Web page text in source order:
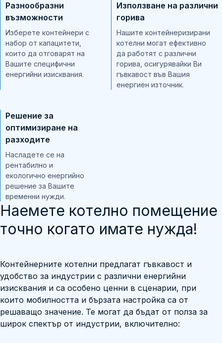
Разнообразни
възможности
Изберете контейнери с
набор от капацитети,
които да отговарят на
Вашите специфични
енергийни изисквания.
Използване на различни
горива
Нашите контейнеризирани
котелни могат ефективно
да работят с различни
горива, осигурявайки Ви
гъвкавост във Вашия
енергиен източник.
Решение за
оптимизиране на
разходите
Насладете се на
рентабилно и
екологично енергийно
решение за Вашите
временни нужди.
Наемете котелно помещение
точно когато имате нужда!
Контейнерните котелни предлагат гъвкавост и
удобство за индустрии с различни енергийни
изисквания и са особено ценни в сценарии, при
които мобилността и бързата настройка са от
решаващо значение. Те могат да бъдат от полза за
широк спектър от индустрии, включително: